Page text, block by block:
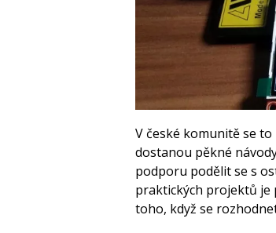
V české komunitě se
dostanou pěkné
podporu podělit se s
praktických projektů je
toho, když se